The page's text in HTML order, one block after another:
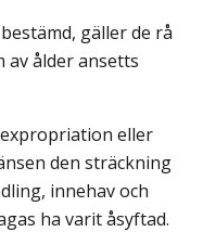
gäller de rå
av ålder ansetts
eller
den sträckning
innehav och
ha varit åsyftad.